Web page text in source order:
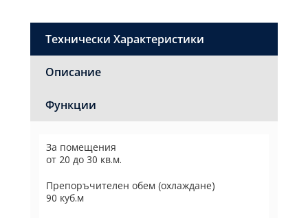
Технически Характеристики
Описание
Функции
За помещения
от 20 до 30 кв.м.
Препоръчителен обем (охлаждане)
90 куб.м